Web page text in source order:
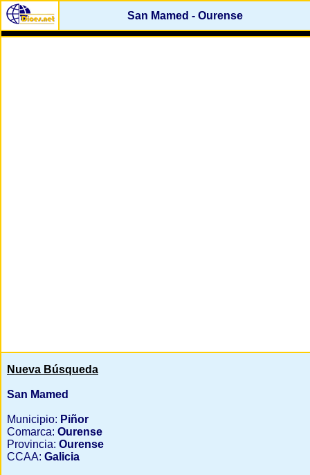
San Mamed - Ourense
Nueva Búsqueda
San Mamed
Municipio: Piñor
Comarca: Ourense
Provincia: Ourense
CCAA: Galicia